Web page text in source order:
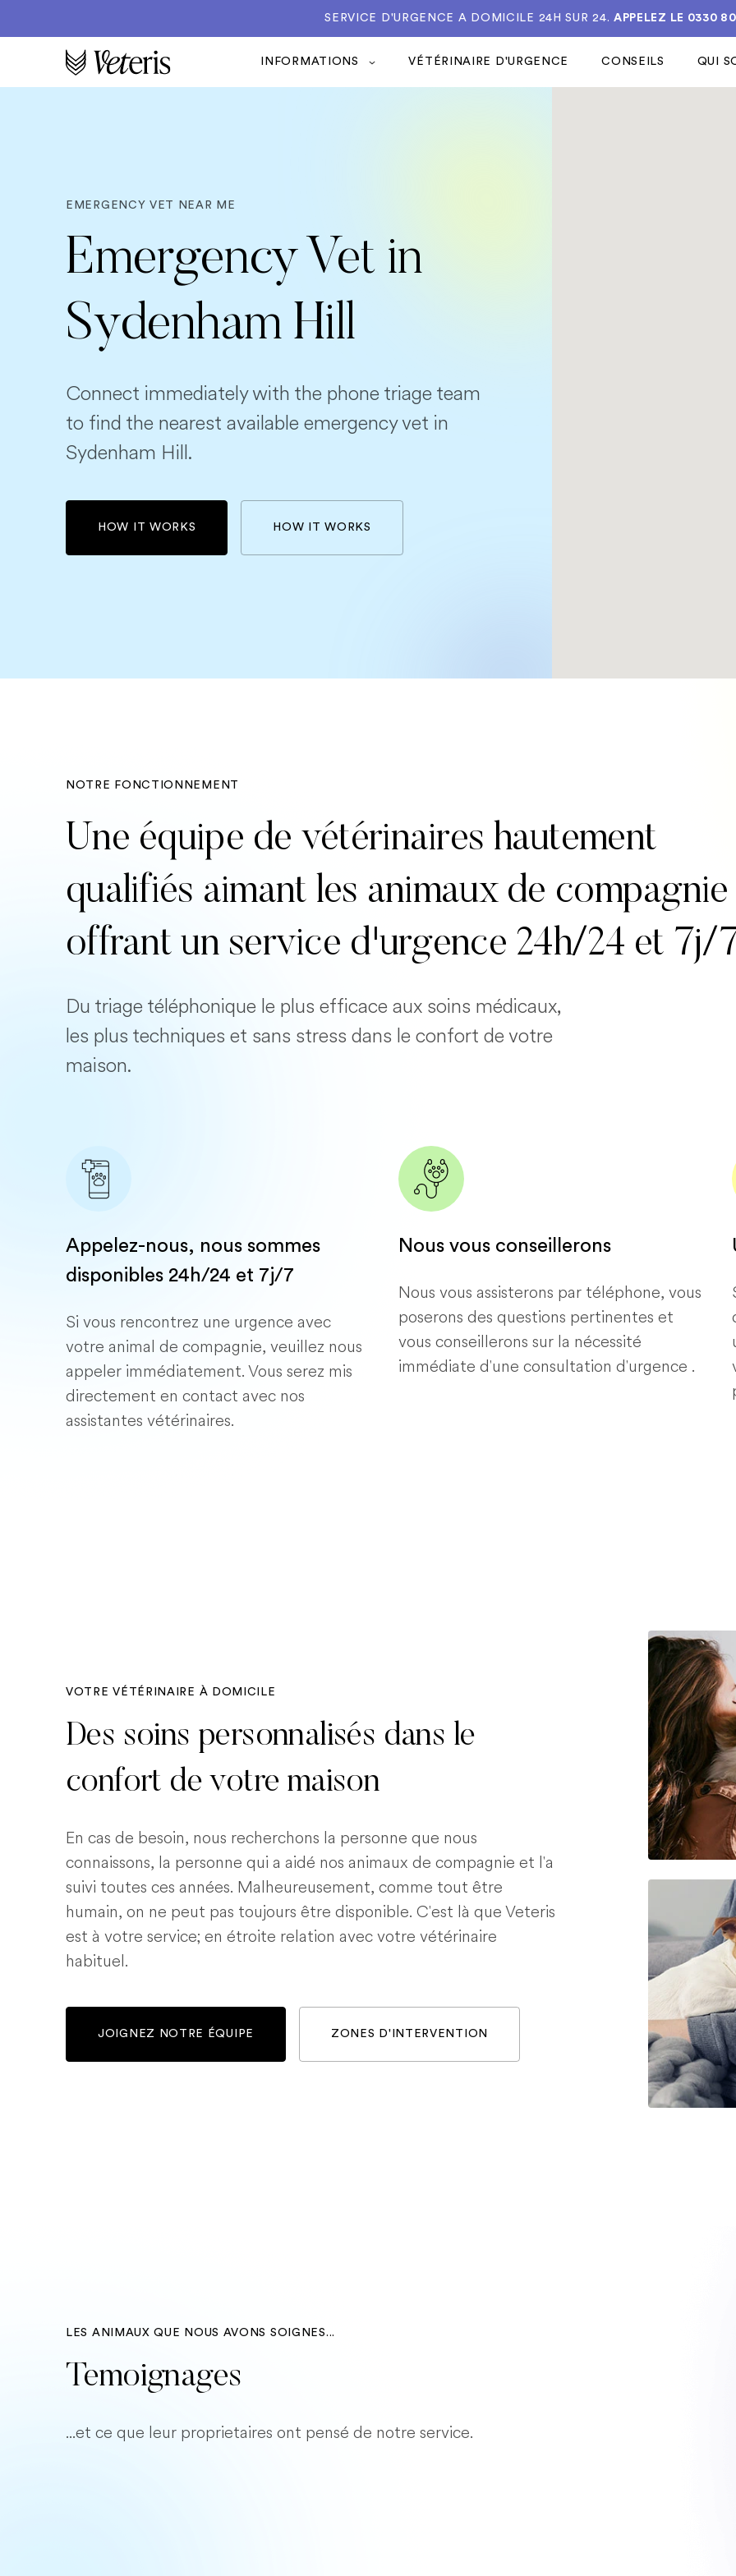
SERVICE D'URGENCE A DOMICILE 24H SUR 24. APPELEZ LE 0330
INFORMATIONS VÉTÉRINAIRE D'URGENCE CONSEILS QUI
EMERGENCY VET NEAR ME
Emergency Vet in
Sydenham Hill
Connect immediately with the phone triage team
to find the nearest available emergency vet in
Sydenham Hill.
HOW IT WORKS HOW IT WORKS
NOTRE FONCTIONNEMENT
Une équipe de vétérinaires hautement
qualifiés aimant les animaux de compagnie
offrant un service d'urgence 24h/24 et 7j/
Du triage téléphonique le plus efficace aux soins médicaux,
les plus techniques et sans stress dans le confort de votre
maison.
Appelez-nous, nous sommes
disponibles 24h/24 et 7j/7
Si vous rencontrez une urgence avec
votre animal de compagnie, veuillez nous
appeler immédiatement. Vous serez mis
directement en contact avec nos
assistantes vétérinaires.
Nous vous conseillerons
Nous vous assisterons par téléphone, vous
poserons des questions pertinentes et
vous conseillerons sur la nécessité
immédiate d'une consultation d'urgence .
VOTRE VÉTÉRINAIRE À DOMICILE
Des soins personnalisés dans le
confort de votre maison
En cas de besoin, nous recherchons la personne que nous
connaissons, la personne qui a aidé nos animaux de compagnie et l'a
suivi toutes ces années. Malheureusement, comme tout être
humain, on ne peut pas toujours être disponible. C'est là que Veteris
est à votre service; en étroite relation avec votre vétérinaire
habituel.
JOIGNEZ NOTRE ÉQUIPE ZONES D'INTERVENTION
LES ANIMAUX QUE NOUS AVONS SOIGNES...
Temoignages
...et ce que leur proprietaires ont pensé de notre service.